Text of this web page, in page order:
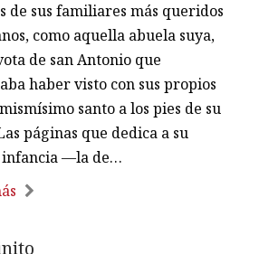
de sus familiares más queridos
como aquella abuela suya,
de san Antonio que
haber visto con sus propios
santo a los pies de su
páginas que dedica a su
—la de…